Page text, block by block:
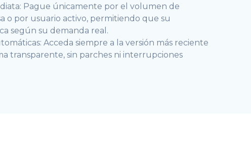
Pague únicamente por el volumen de
o por usuario activo, permitiendo que su
según su demanda real.
Acceda siempre a la versión más reciente
transparente, sin parches ni interrupciones